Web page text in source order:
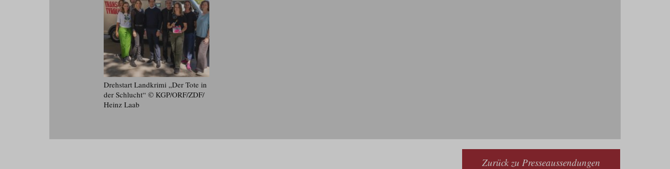
Drehstart Landkrimi „Der Tote in
der Schlucht“ © KGP/​ORF/​ZDF/​
Heinz Laab
Zurück zu Presseaussendungen